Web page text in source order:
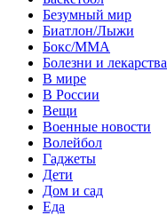
Безумный мир
Биатлон/Лыжи
Бокс/MMA
Болезни и лекарства
В мире
В России
Вещи
Военные новости
Волейбол
Гаджеты
Дети
Дом и сад
Еда